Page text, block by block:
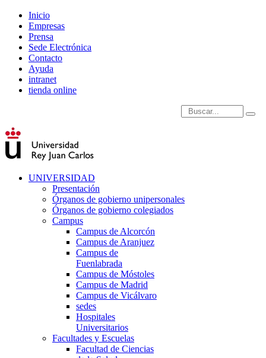
Inicio
Empresas
Prensa
Sede Electrónica
Contacto
Ayuda
intranet
tienda online
Introduce términos de
UNIVERSIDAD
Presentación
Órganos de gobierno unipersonales
Órganos de gobierno colegiados
Campus
Campus de Alcorcón
Campus de Aranjuez
Campus de
Fuenlabrada
Campus de Móstoles
Campus de Madrid
Campus de Vicálvaro
sedes
Hospitales
Universitarios
Facultades y Escuelas
Facultad de Ciencias